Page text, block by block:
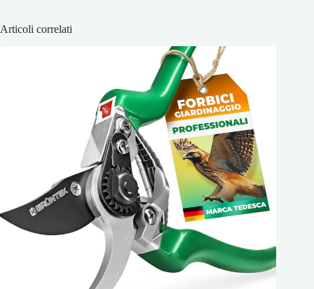
Articoli correlati